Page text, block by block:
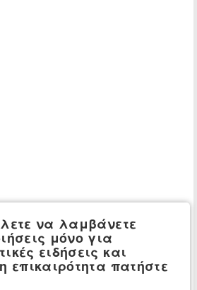
να λαμβάνετε
μόνο για
ειδήσεις και
επικαιρότητα πατήστε